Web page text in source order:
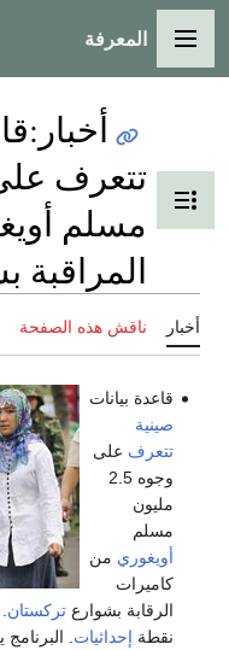
القائمة الرئيسية
المعرفة
تبديل عرض جدول
أخبار :
مسلم
المراقبة
أخبار ناقش هذه الصفحة
قاعدة بيانات
صينية
تتعرف على
وجوه 2.5
مليون
مسلم
أويغوري من
كاميرات
الرقابة بشوارعتركستان
نقطة إحداثيات .